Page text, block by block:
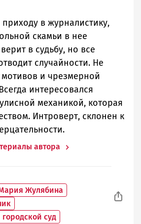
в журналистику,
скамьи в нее
в судьбу, но все
случайности. Не
и чрезмерной
интересовался
механикой, которая
Интроверт, склонен к
автора
Жулябина
суд